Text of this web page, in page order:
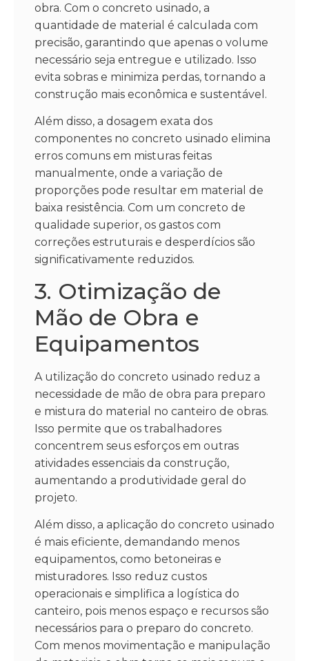
obra. Com o concreto usinado, a
quantidade de material é calculada com
precisão, garantindo que apenas o volume
necessário seja entregue e utilizado. Isso
evita sobras e minimiza perdas, tornando a
construção mais econômica e sustentável.
Além disso, a dosagem exata dos
componentes no concreto usinado elimina
erros comuns em misturas feitas
manualmente, onde a variação de
proporções pode resultar em material de
baixa resistência. Com um concreto de
qualidade superior, os gastos com
correções estruturais e desperdícios são
significativamente reduzidos.
3. Otimização de
Mão de Obra e
Equipamentos
A utilização do concreto usinado reduz a
necessidade de mão de obra para preparo
e mistura do material no canteiro de obras.
Isso permite que os trabalhadores
concentrem seus esforços em outras
atividades essenciais da construção,
aumentando a produtividade geral do
projeto.
Além disso, a aplicação do concreto usinado
é mais eficiente, demandando menos
equipamentos, como betoneiras e
misturadores. Isso reduz custos
operacionais e simplifica a logística do
canteiro, pois menos espaço e recursos são
necessários para o preparo do concreto.
Com menos movimentação e manipulação